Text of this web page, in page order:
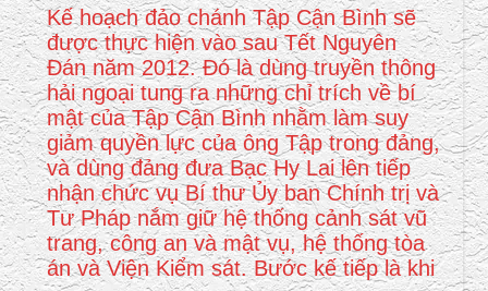
Kế hoạch đảo chánh Tập Cận Bình sẽ
được thực hiện vào sau Tết Nguyên
Đán năm 2012. Đó là dùng truyền thông
hải ngoại tung ra những chỉ trích về bí
mật của Tập Cận Bình nhằm làm suy
giảm quyền lực của ông Tập trong đảng,
và dùng đảng đưa Bạc Hy Lai lên tiếp
nhận chức vụ Bí thư Ủy ban Chính trị và
Tư Pháp nắm giữ hệ thống cảnh sát vũ
trang, công an và mật vụ, hệ thống tòa
án và Viện Kiểm sát. Bước kế tiếp là khi